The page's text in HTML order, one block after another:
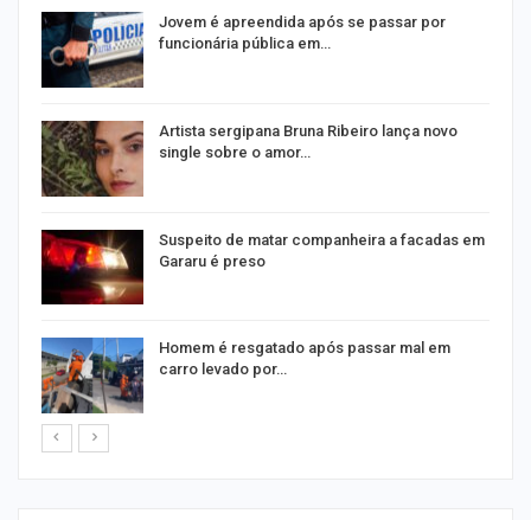
Jovem é apreendida após se passar por
funcionária pública em…
Artista sergipana Bruna Ribeiro lança novo
single sobre o amor…
Suspeito de matar companheira a facadas em
Gararu é preso
Homem é resgatado após passar mal em
carro levado por…